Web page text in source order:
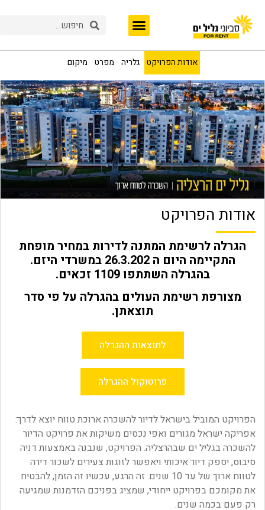
אודות הפרויקט גלריה מפרט מיקום
אודות הפרויקט
הגרלה לרשימת המתנה לדירות במחיר מופחת
התקיימה היום ה 26.3.202 במשרדי היזם.
בהגרלה השתתפו 1109 זכאים.
מצורפת רשימת העולים בהגרלה על פי סדר
תוצאתן.
לתוצאות ההגרלה
פרוטוקול ההגרלה
הפרויקט המוביל בישראל לדיור להשכרה ארוכת טווח יוצא לדרך:
אפריקה ישראל מגורים ואפי נכסים משיקות את פרויקט הדיור
להשכרה בגליל ים שבהרצליה. הפרויקט, שנבנה באמצעות דניה
סיבוס, יספק דיור איכותי ויאפשר לזוגות צעירים לשכור דירה
לטווח ארוך של עד 10 שנים. זה הרגע, עכשיו זה הזמן, להבטיח
את מקומכם בפרויקט ייחודי, שמציג בפניכם הזדמנות שמגיעה
רק פעם בכמה שנים.